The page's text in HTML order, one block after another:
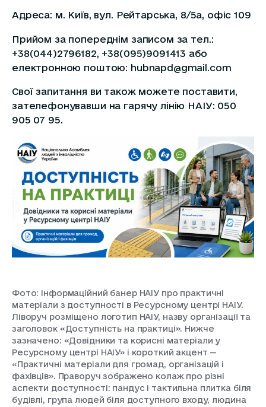
Адреса: м. Київ, вул. Рейтарська, 8/5а, офіс 109
Прийом за попереднім записом за тел.:
+38(044)2796182, +38(095)9091413 або
електронною поштою: hubnapd@gmail.com
Свої запитання ви також можете поставити,
зателефонувавши на гарячу лінію НАІУ: 050
905 07 95.
Фото: Інформаційний банер НАІУ про практичні
матеріали з доступності в Ресурсному центрі НАІУ.
Ліворуч розміщено логотип НАІУ, назву організації та
заголовок «Доступність на практиці». Нижче
зазначено: «Довідники та корисні матеріали у
Ресурсному центрі НАІУ» і короткий акцент —
«Практичні матеріали для громад, організацій і
фахівців». Праворуч зображено колаж про різні
аспекти доступності: пандус і тактильна плитка біля
будівлі, група людей біля доступного входу, людина